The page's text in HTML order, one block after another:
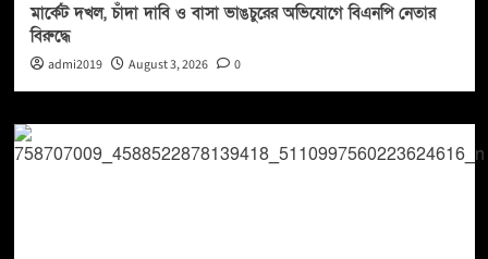
মার্কেট দখল, চাঁদা দাবি ও বাসা ভাঙচুরের অভিযোগে বিএনপি নেতার
বিরুদ্ধে
admi2019 August 3, 2026 0